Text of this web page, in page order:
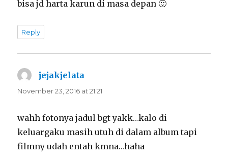
bisa jd harta karun di masa depan 🙂
Reply
jejakjelata
November 23, 2016 at 21:21
wahh fotonya jadul bgt yakk…kalo di
keluargaku masih utuh di dalam album tapi
filmny udah entah kmna…haha